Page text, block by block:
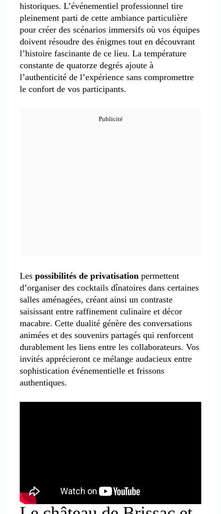
historiques. L’événementiel professionnel tire
pleinement parti de cette ambiance particulière
pour créer des scénarios immersifs où vos équipes
doivent résoudre des énigmes tout en découvrant
l’histoire fascinante de ce lieu. La température
constante de quatorze degrés ajoute à
l’authenticité de l’expérience sans compromettre
le confort de vos participants.
Les possibilités de privatisation permettent
d’organiser des cocktails dînatoires dans certaines
salles aménagées, créant ainsi un contraste
saisissant entre raffinement culinaire et décor
macabre. Cette dualité génère des conversations
animées et des souvenirs partagés qui renforcent
durablement les liens entre les collaborateurs. Vos
invités apprécieront ce mélange audacieux entre
sophistication événementielle et frissons
authentiques.